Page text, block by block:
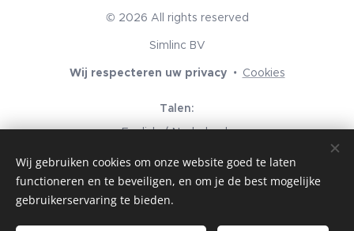
© 2026 All rights reserved
Simlinc BV
Wij respecteren uw privacy
Cookies
Talen
English
Nederlands
Valuta
EUR €
USD $ GBP £
Wij gebruiken cookies om onze website goed te laten
functioneren en te beveiligen, en om je de best mogelijke
gebruikerservaring te bieden.